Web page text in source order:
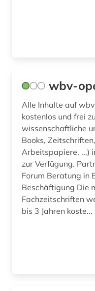
zeitschrift (3)
ökologie (1)
ökosystem (1)
wbv-
Alle Inhalte auf
kostenlos und frei
wissenschaftliche
Books,
Arbeitspapiere, ...)
zur Verfügung.
Forum Beratung in
Beschäftigung Die meisten wbv-
Fachzeitschriften
bis 3 Jahren koste...